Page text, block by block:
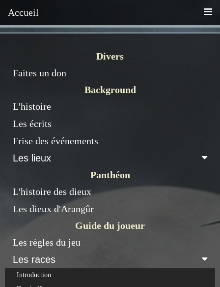
Accueil
Divers
Faites un don
Background
L'histoire
Les écrits
Frise des événements
Les lieux
Panthéon
L'histoire des dieux
Les dieux d'Arangûr
Guide du joueur
Les règles du jeu
Les races
Introduction